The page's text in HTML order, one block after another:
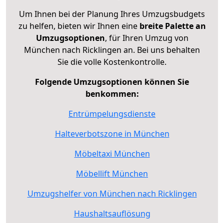
Um Ihnen bei der Planung Ihres Umzugsbudgets
zu helfen, bieten wir Ihnen eine breite Palette an
Umzugsoptionen, für Ihren Umzug von
München nach Ricklingen an. Bei uns behalten
Sie die volle Kostenkontrolle.
Folgende Umzugsoptionen können Sie
benkommen:
Entrümpelungsdienste
Halteverbotszone in München
Möbeltaxi München
Möbellift München
Umzugshelfer von München nach Ricklingen
Haushaltsauflösung